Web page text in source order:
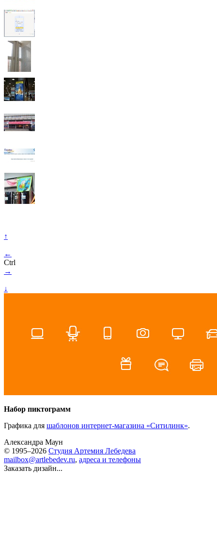
↑
←
Ctrl
→
↓
Набор пиктограмм
Графика для шаблонов интернет-магазина «Ситилинк».
Александра Маун
© 1995–2026 Студия Артемия Лебедева
mailbox@artlebedev.ru, адреса и телефоны
Заказать дизайн...